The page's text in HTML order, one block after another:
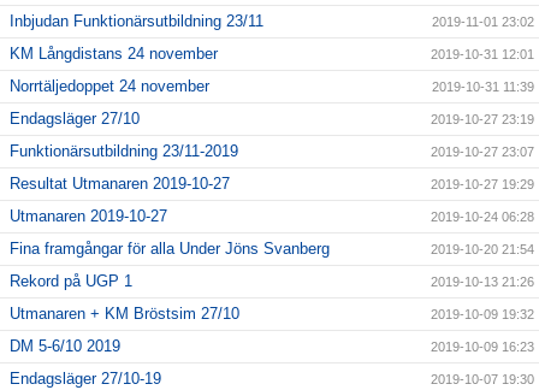
Inbjudan Funktionärsutbildning 23/11 2019-11-01 23:02
KM Långdistans 24 november 2019-10-31 12:01
Norrtäljedoppet 24 november 2019-10-31 11:39
Endagsläger 27/10 2019-10-27 23:19
Funktionärsutbildning 23/11-2019 2019-10-27 23:07
Resultat Utmanaren 2019-10-27 2019-10-27 19:29
Utmanaren 2019-10-27 2019-10-24 06:28
Fina framgångar för alla Under Jöns Svanberg 2019-10-20 21:54
Rekord på UGP 1 2019-10-13 21:26
Utmanaren + KM Bröstsim 27/10 2019-10-09 19:32
DM 5-6/10 2019 2019-10-09 16:23
Endagsläger 27/10-19 2019-10-07 19:30